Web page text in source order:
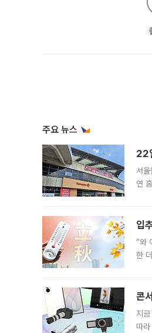
주요 뉴스
22
서
연
입
“와
한
콘
지
따